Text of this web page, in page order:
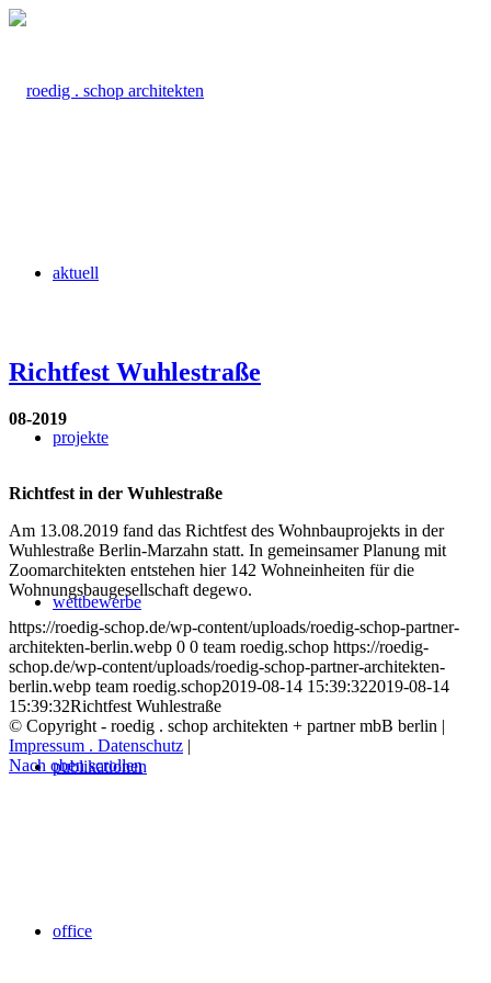
aktuell
projekte
wettbewerbe
publikationen
office
Richtfest Wuhlestraße
08-2019
Richtfest in der Wuhlestraße
Am 13.08.2019 fand das Richtfest des Wohnbauprojekts in der
Wuhlestraße Berlin-Marzahn statt. In gemeinsamer Planung mit
Zoomarchitekten entstehen hier 142 Wohneinheiten für die
Wohnungsbaugesellschaft degewo.
https://roedig-schop.de/wp-content/uploads/roedig-schop-partner-
architekten-berlin.webp 0 0 team roedig.schop https://roedig-
schop.de/wp-content/uploads/roedig-schop-partner-architekten-
berlin.webp team roedig.schop2019-08-14 15:39:322019-08-14
15:39:32Richtfest Wuhlestraße
© Copyright - roedig . schop architekten + partner mbB berlin |
Impressum . Datenschutz |
Nach oben scrollen